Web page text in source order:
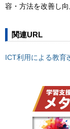
容・方法を改善し
関連URL
ICT利用による教育